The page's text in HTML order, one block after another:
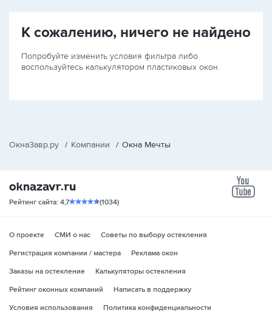
К сожалению, ничего не найдено
Попробуйте изменить условия фильтра либо
воспользуйтесь калькулятором пластиковых окон.
ОкнаЗавр.ру / Компании / Окна Мечты
Рейтинг сайта: 4,7 (1034)
О проекте СМИ о нас
Советы по выбору остекления
Регистрация компании / мастера
Реклама окон
Заказы на остекление
Калькуляторы остекления
Рейтинг оконных компаний
Написать в поддержку
Условия использования
Политика конфиденциальности